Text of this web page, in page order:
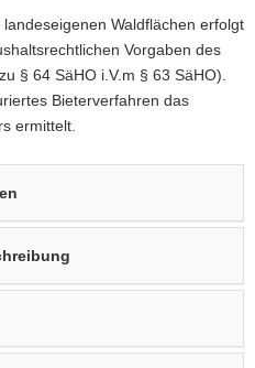
Waldflächen erfolgt
Vorgaben des
§ 64 SäHO i.V.m § 63 SäHO).
Bieterverfahren das
ermittelt.